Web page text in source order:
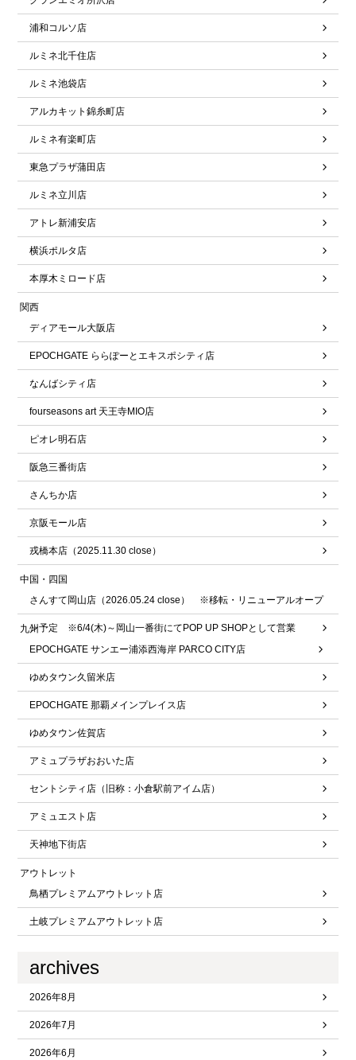
浦和コルソ店
ルミネ北千住店
ルミネ池袋店
アルカキット錦糸町店
ルミネ有楽町店
東急プラザ蒲田店
ルミネ立川店
アトレ新浦安店
横浜ポルタ店
本厚木ミロード店
関西
ディアモール大阪店
EPOCHGATE ららぽーとエキスポシティ店
なんばシティ店
fourseasons art 天王寺MIO店
ピオレ明石店
阪急三番街店
さんちか店
京阪モール店
戎橋本店（2025.11.30 close）
中国・四国
さんすて岡山店（2026.05.24 close） ※移転・リニューアルオープ
ン予定 ※6/4(木)～岡山一番街にてPOP UP SHOPとして営業
九州
EPOCHGATE サンエー浦添西海岸 PARCO CITY店
ゆめタウン久留米店
EPOCHGATE 那覇メインプレイス店
ゆめタウン佐賀店
アミュプラザおおいた店
セントシティ店（旧称：小倉駅前アイム店）
アミュエスト店
天神地下街店
アウトレット
鳥栖プレミアムアウトレット店
土岐プレミアムアウトレット店
archives
2026年8月
2026年7月
2026年6月